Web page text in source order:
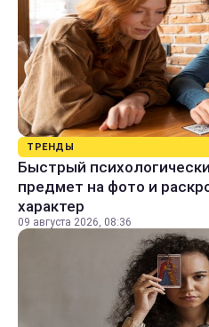
ТРЕНДЫ
Быстрый
предмет на фото и
характер
09 августа 2026, 08:36